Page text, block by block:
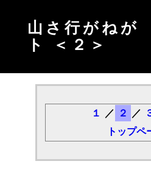
山さ行がねが
ト ＜２＞
１ ／ ２ ／
トップペ